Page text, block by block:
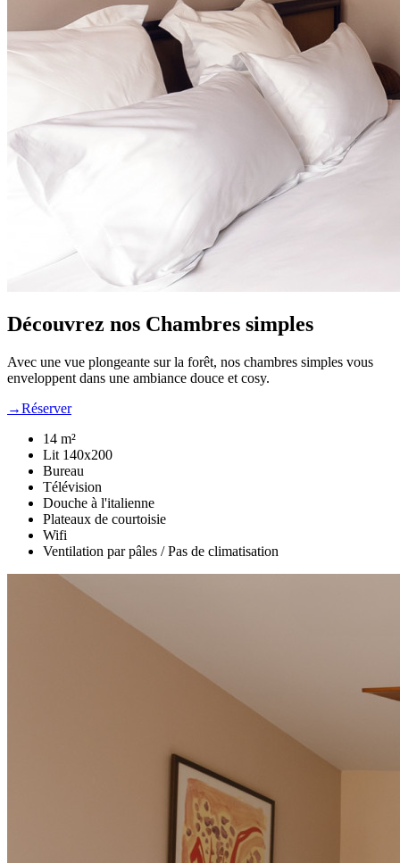
Découvrez nos Chambres simples
Avec une vue plongeante sur la forêt, nos chambres simples vous
enveloppent dans une ambiance douce et cosy.
→Réserver
14 m²
Lit 140x200
Bureau
Télévision
Douche à l'italienne
Plateaux de courtoisie
Wifi
Ventilation par pâles / Pas de climatisation